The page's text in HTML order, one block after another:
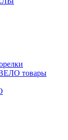
товары